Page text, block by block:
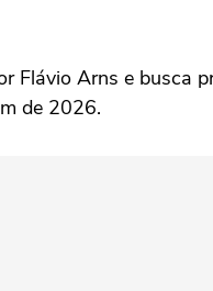
Flávio Arns e busca
de 2026.